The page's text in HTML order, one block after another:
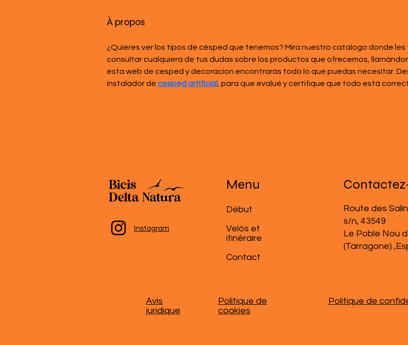
À propos
¿Quieres ver los tipos de césped que tenemos? Mira nuestro catalogo donde
consultar cualquiera de tus dudas sobre los productos que ofrecemos,
esta web de cesped y decoracion encontrarás todo lo que puedas necesitar.
instalador de cesped artificial , para que evalué y certifique que todo está
Instagram
Menu
​Début
Velós et
itinéraire
Contact
Route des
s/n, 43549
Le Poble Nou
(Tarragone)
Avis
juridique
Politique de
cookies
Politique de